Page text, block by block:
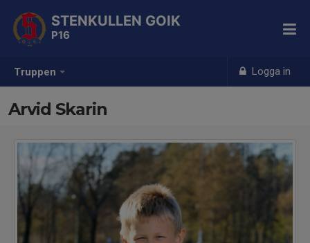
Truppen Logga in
STENKULLEN GOIK
P16
Arvid Skarin